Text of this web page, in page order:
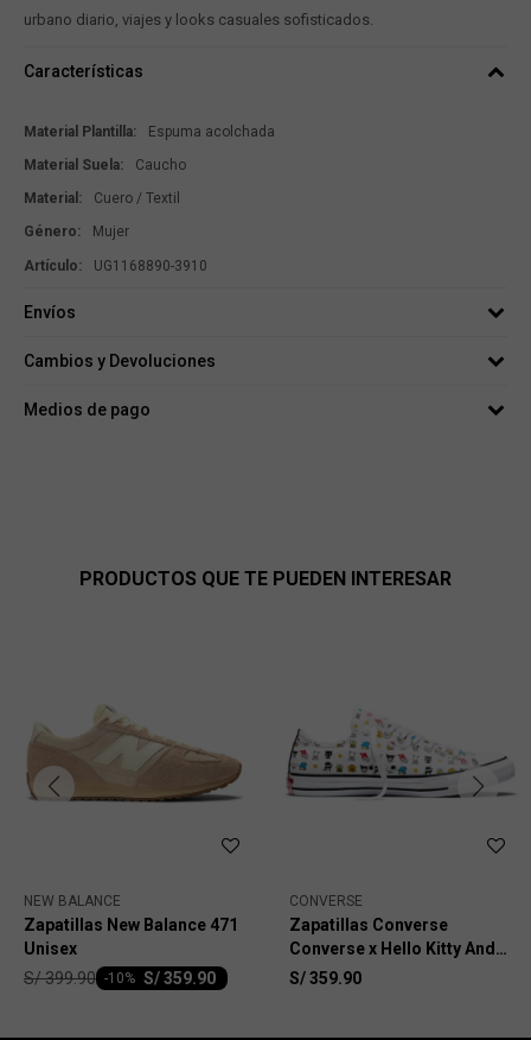
urbano diario, viajes y looks casuales sofisticados.
Características
Material Plantilla
Espuma acolchada
Material Suela
Caucho
Material
Cuero / Textil
Género
Mujer
UG1168890-3910
Envíos
Cambios y Devoluciones
Medios de pago
PRODUCTOS QUE TE PUEDEN INTERESAR
NEW BALANCE
Zapatillas New Balance 471
Unisex
S/359.90
-10
S/399.90
CONVERSE
Zapatillas Converse
Converse x Hello Kitty And
Friends Chuck Taylor All
S/359.90